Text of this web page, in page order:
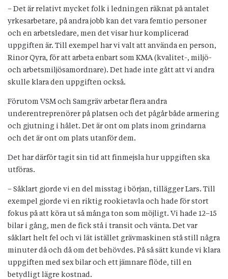
– Det är relativt mycket folk i ledningen räknat på antalet
yrkesarbetare, på andra jobb kan det vara femtio personer
och en arbetsledare, men det visar hur komplicerad
uppgiften är. Till exempel har vi valt att använda en person,
Rinor Qyra, för att arbeta enbart som KMA (kvalitet-, miljö-
och arbetsmiljösamordnare). Det hade inte gått att vi andra
skulle klara den uppgiften också.
Förutom VSM och Samgräv arbetar flera andra
underentreprenörer på platsen och det pågår både armering
och gjutning i hålet. Det är ont om plats inom grindarna
och det är ont om plats utanför dem.
Det har därför tagit sin tid att finmejsla hur uppgiften ska
utföras.
– Såklart gjorde vi en del misstag i början, tillägger Lars. Till
exempel gjorde vi en riktig rookietavla och hade för stort
fokus på att köra ut så många ton som möjligt. Vi hade 12–15
bilar i gång, men de fick stå i transit och vänta. Det var
såklart helt fel och vi lät istället grävmaskinen stå still några
minuter då och då om det behövdes. På så sätt kunde vi klara
uppgiften med sex bilar och ett jämnare flöde, till en
betydligt lägre kostnad.